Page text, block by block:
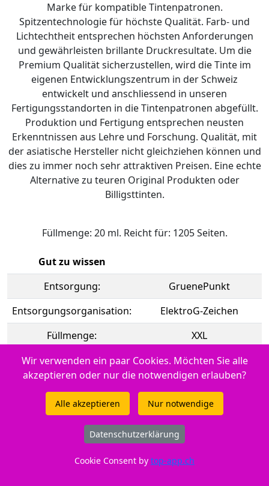
Marke für kompatible Tintenpatronen.
Spitzentechnologie für höchste Qualität. Farb- und
Lichtechtheit entsprechen höchsten Anforderungen
und gewährleisten brillante Druckresultate. Um die
Premium Qualität sicherzustellen, wird die Tinte im
eigenen Entwicklungszentrum in der Schweiz
entwickelt und anschliessend in unseren
Fertigungsstandorten in die Tintenpatronen abgefüllt.
Produktion und Fertigung entsprechen neusten
Erkenntnissen aus Lehre und Forschung. Qualität, mit
der asiatische Hersteller nicht gleichziehen können und
dies zu immer noch sehr attraktiven Preisen. Eine echte
Alternative zu teuren Original Produkten oder
Billigsttinten.
Füllmenge: 20 ml. Reicht für: 1205 Seiten.
Gut zu wissen
Entsorgung:
GruenePunkt
Entsorgungsorganisation:
ElektroG-Zeichen
Füllmenge:
XXL
Gefahrenhinweis:
EUH208-1
Hersteller Adresse:
Tuchorazska 1347, 28201
Cesky Brod, CZ
Hersteller Kontakt:
info@buttner.cz
Wir verwenden ein paar Cookies. Möchten Sie alle
akzeptieren oder nur die notwendigen erlauben?
Alle akzeptieren Nur notwendige
Datenschutzerklärung
Cookie Consent by top-app.ch